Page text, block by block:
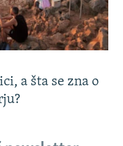
a šta se zna o